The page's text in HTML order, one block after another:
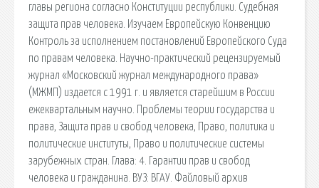
главы региона согласно Конституции республики. Судебная
защита прав человека. Изучаем Европейскую Конвенцию
Контроль за исполнением постановлений Европейского Суда
по правам человека. Научно-практический рецензируемый
журнал «Московский журнал международного права»
(МЖМП) издается с 1991 г. и является старейшим в России
ежеквартальным научно. Проблемы теории государства и
права, Защита прав и свобод человека, Право, политика и
политические институты, Право и политические системы
зарубежных стран. Глава: 4. Гарантии прав и свобод
человека и гражданина. ВУЗ: ВГАУ. Файловый архив